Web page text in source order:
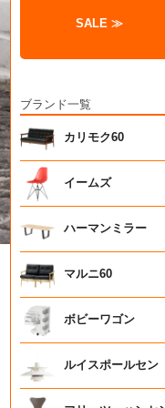
SALE ≫
ブランド一覧
カリモク60
イームズ
ハーマンミラー
マルニ60
ボビーワゴン
ルイスポールセン